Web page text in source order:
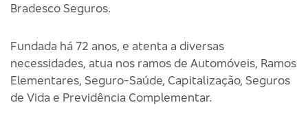
Bradesco Seguros.
Fundada há 72 anos, e atenta a diversas
necessidades, atua nos ramos de Automóveis, Ramos
Elementares, Seguro-Saúde, Capitalização, Seguros
de Vida e Previdência Complementar.